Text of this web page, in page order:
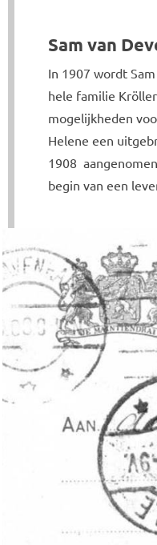
Sam van
In 1907 wordt
hele familie
mogelijkheden
Helene een
1908
begin van een